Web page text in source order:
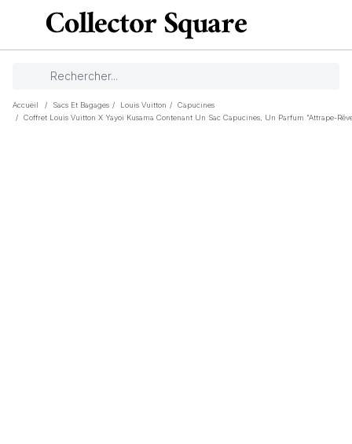
Accueil / Sacs Et Bagages / Louis Vuitton /
Capucines
/
Coffret Louis Vuitton X Yayoi Kusama Contenant Un Sac Capucines, Un Parfum "Attrape-